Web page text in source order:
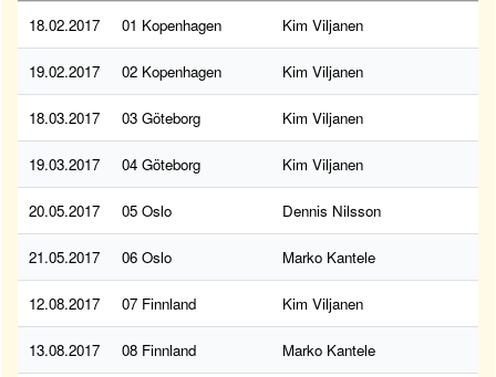
18.02.2017 01 Kopenhagen Kim Viljanen
19.02.2017 02 Kopenhagen Kim Viljanen
18.03.2017 03 Göteborg Kim Viljanen
19.03.2017 04 Göteborg Kim Viljanen
20.05.2017 05 Oslo Dennis Nilsson
21.05.2017 06 Oslo Marko Kantele
12.08.2017 07 Finnland Kim Viljanen
13.08.2017 08 Finnland Marko Kantele